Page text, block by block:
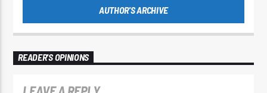
AUTHOR'S ARCHIVE
READER'S OPINIONS